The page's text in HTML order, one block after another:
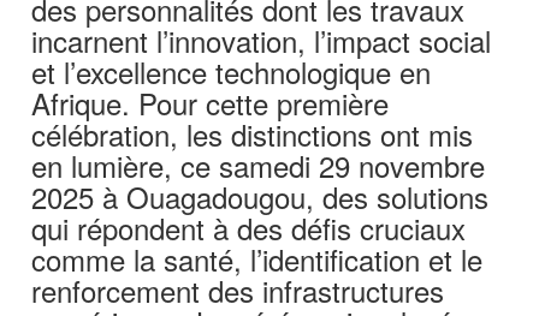
des personnalités dont les travaux
incarnent l’innovation, l’impact social
et l’excellence technologique en
Afrique. Pour cette première
célébration, les distinctions ont mis
en lumière, ce samedi 29 novembre
2025 à Ouagadougou, des solutions
qui répondent à des défis cruciaux
comme la santé, l’identification et le
renforcement des infrastructures